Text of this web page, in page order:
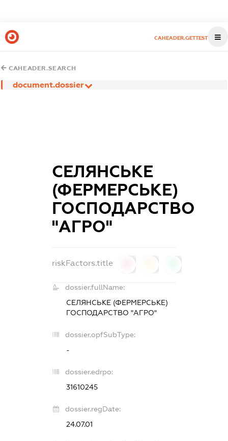
CAHEADER.GETTEST
CAHEADER.SEARCH
document.dossier
СЕЛЯНСЬКЕ
(ФЕРМЕРСЬКЕ)
ГОСПОДАРСТВО
"АГРО"
riskFactors.title
dossier.fullName:
СЕЛЯНСЬКЕ (ФЕРМЕРСЬКЕ)
ГОСПОДАРСТВО "АГРО"
dossier.opfSubType:
-
dossier.edrpo:
31610245
dossier.regDate:
24.07.01